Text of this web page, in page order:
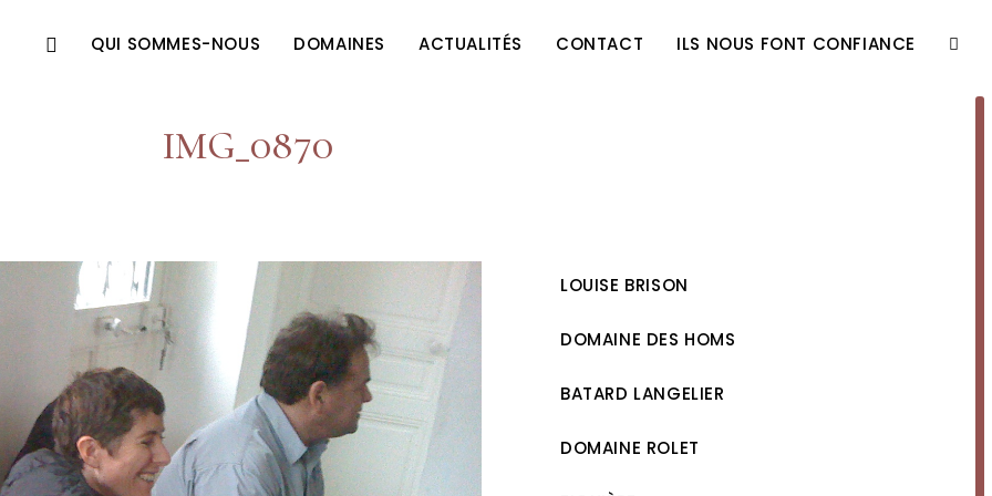
QUI SOMMES-NOUS DOMAINES ACTUALITÉS CONTACT ILS NOUS FONT CONFIANCE
IMG_0870
LOUISE BRISON
DOMAINE DES HOMS
BATARD LANGELIER
DOMAINE ROLET